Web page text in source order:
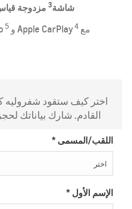
شاشة3مزدوجة قياس
مع 4Apple CarPlay و 5
اختر كيف ستقود شفروليه
القادم. شارك بياناتك
اللقب/المسمى*
اختر
الإسم الأول*